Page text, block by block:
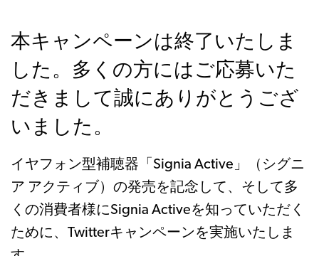
本キャンペーンは終了いたしま
した。多くの方にはご応募いた
だきまして誠にありがとうござ
いました。
イヤフォン型補聴器「Signia Active」（シグニ
ア アクティブ）の発売を記念して、そして多
くの消費者様にSignia Activeを知っていただく
ために、Twitterキャンペーンを実施いたしま